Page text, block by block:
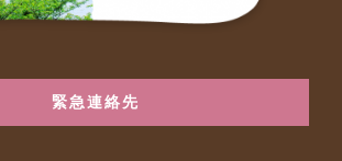
緊急連絡先